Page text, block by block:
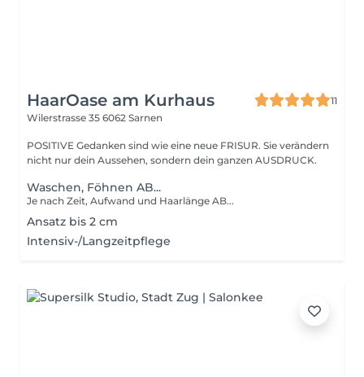
HaarOase am Kurhaus
11
Wilerstrasse 35 6062 Sarnen
POSITIVE Gedanken sind wie eine neue FRISUR. Sie verändern
nicht nur dein Aussehen, sondern dein ganzen AUSDRUCK.
Waschen, Föhnen AB...
Je nach Zeit, Aufwand und Haarlänge AB...
Ansatz bis 2 cm
Intensiv-/Langzeitpflege